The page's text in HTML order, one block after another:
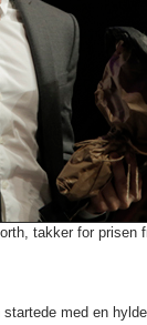
takker for prisen
med en